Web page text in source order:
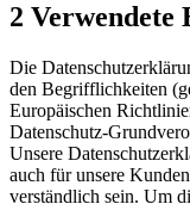
2
Die
den Begrifflichkeiten
Europäischen
Datenschutz-
Unsere
auch für unsere
verständlich sein. Um